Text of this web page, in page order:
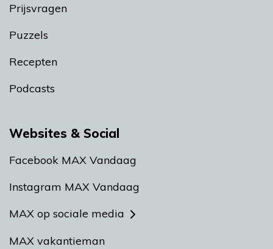
Prijsvragen
Puzzels
Recepten
Podcasts
Websites & Social
Facebook MAX Vandaag
Instagram MAX Vandaag
MAX op sociale media
MAX vakantieman